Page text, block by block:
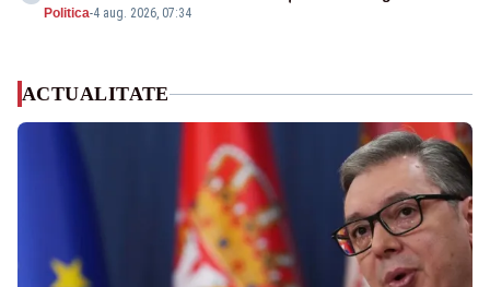
Politica-4 aug. 2026, 07:34
ACTUALITATE